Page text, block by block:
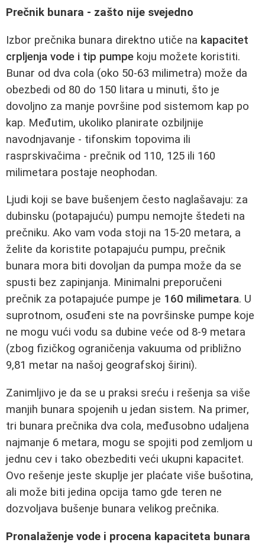
Prečnik bunara - zašto nije svejedno
Izbor prečnika bunara direktno utiče na kapacitet
crpljenja vode i tip pumpe koju možete koristiti.
Bunar od dva cola (oko 50-63 milimetra) može da
obezbedi od 80 do 150 litara u minuti, što je
dovoljno za manje površine pod sistemom kap po
kap. Međutim, ukoliko planirate ozbiljnije
navodnjavanje - tifonskim topovima ili
rasprskivačima - prečnik od 110, 125 ili 160
milimetara postaje neophodan.
Ljudi koji se bave bušenjem često naglašavaju: za
dubinsku (potapajuću) pumpu nemojte štedeti na
prečniku. Ako vam voda stoji na 15-20 metara, a
želite da koristite potapajuću pumpu, prečnik
bunara mora biti dovoljan da pumpa može da se
spusti bez zapinjanja. Minimalni preporučeni
prečnik za potapajuće pumpe je 160 milimetara. U
suprotnom, osuđeni ste na površinske pumpe koje
ne mogu vući vodu sa dubine veće od 8-9 metara
(zbog fizičkog ograničenja vakuuma od približno
9,81 metar na našoj geografskoj širini).
Zanimljivo je da se u praksi sreću i rešenja sa više
manjih bunara spojenih u jedan sistem. Na primer,
tri bunara prečnika dva cola, međusobno udaljena
najmanje 6 metara, mogu se spojiti pod zemljom u
jednu cev i tako obezbediti veći ukupni kapacitet.
Ovo rešenje jeste skuplje jer plaćate više bušotina,
ali može biti jedina opcija tamo gde teren ne
dozvoljava bušenje bunara velikog prečnika.
Pronalaženje vode i procena kapaciteta bunara